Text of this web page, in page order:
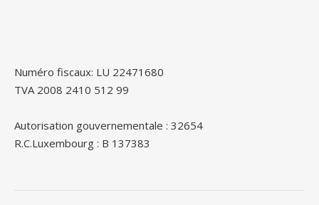
Numéro fiscaux: LU 22471680
TVA 2008 2410 512 99
Autorisation gouvernementale : 32654
R.C.Luxembourg : B 137383